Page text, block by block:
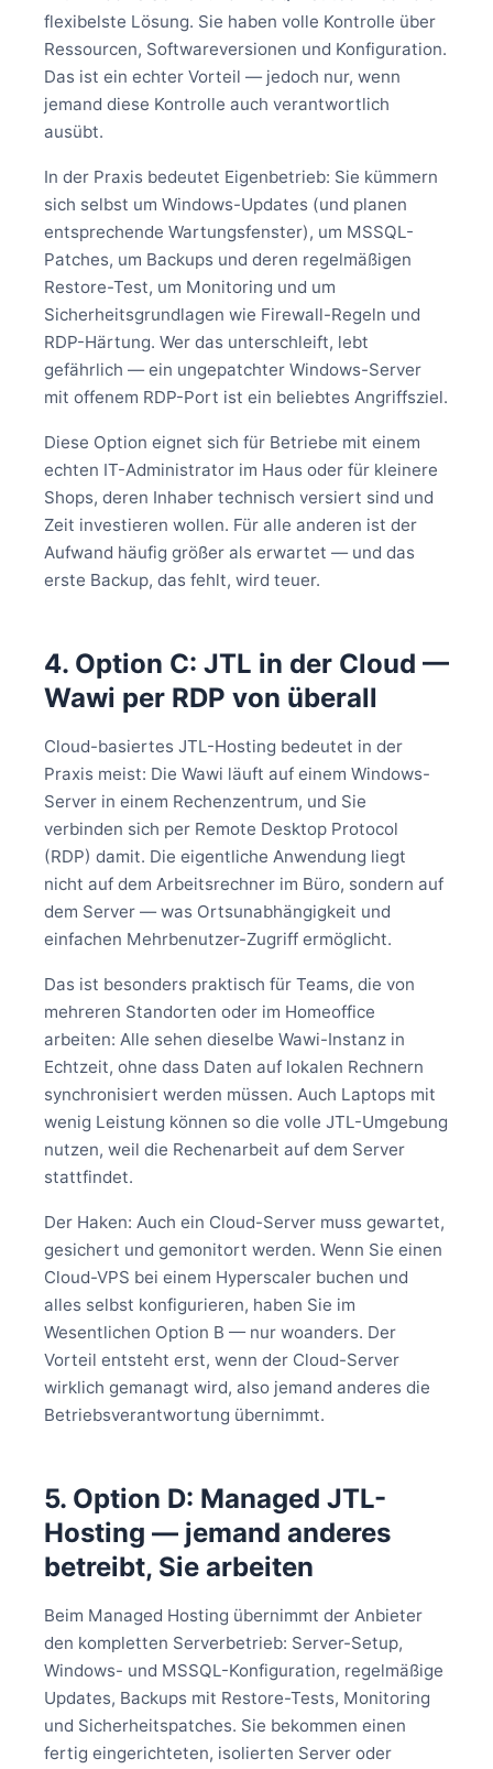
flexibelste Lösung. Sie haben volle Kontrolle über
Ressourcen, Softwareversionen und Konfiguration.
Das ist ein echter Vorteil — jedoch nur, wenn
jemand diese Kontrolle auch verantwortlich
ausübt.
In der Praxis bedeutet Eigenbetrieb: Sie kümmern
sich selbst um Windows-Updates (und planen
entsprechende Wartungsfenster), um MSSQL-
Patches, um Backups und deren regelmäßigen
Restore-Test, um Monitoring und um
Sicherheitsgrundlagen wie Firewall-Regeln und
RDP-Härtung. Wer das unterschleift, lebt
gefährlich — ein ungepatchter Windows-Server
mit offenem RDP-Port ist ein beliebtes Angriffsziel.
Diese Option eignet sich für Betriebe mit einem
echten IT-Administrator im Haus oder für kleinere
Shops, deren Inhaber technisch versiert sind und
Zeit investieren wollen. Für alle anderen ist der
Aufwand häufig größer als erwartet — und das
erste Backup, das fehlt, wird teuer.
4. Option C: JTL in der Cloud —
Wawi per RDP von überall
Cloud-basiertes JTL-Hosting bedeutet in der
Praxis meist: Die Wawi läuft auf einem Windows-
Server in einem Rechenzentrum, und Sie
verbinden sich per Remote Desktop Protocol
(RDP) damit. Die eigentliche Anwendung liegt
nicht auf dem Arbeitsrechner im Büro, sondern auf
dem Server — was Ortsunabhängigkeit und
einfachen Mehrbenutzer-Zugriff ermöglicht.
Das ist besonders praktisch für Teams, die von
mehreren Standorten oder im Homeoffice
arbeiten: Alle sehen dieselbe Wawi-Instanz in
Echtzeit, ohne dass Daten auf lokalen Rechnern
synchronisiert werden müssen. Auch Laptops mit
wenig Leistung können so die volle JTL-Umgebung
nutzen, weil die Rechenarbeit auf dem Server
stattfindet.
Der Haken: Auch ein Cloud-Server muss gewartet,
gesichert und gemonitort werden. Wenn Sie einen
Cloud-VPS bei einem Hyperscaler buchen und
alles selbst konfigurieren, haben Sie im
Wesentlichen Option B — nur woanders. Der
Vorteil entsteht erst, wenn der Cloud-Server
wirklich gemanagt wird, also jemand anderes die
Betriebsverantwortung übernimmt.
5. Option D: Managed JTL-
Hosting — jemand anderes
betreibt, Sie arbeiten
Beim Managed Hosting übernimmt der Anbieter
den kompletten Serverbetrieb: Server-Setup,
Windows- und MSSQL-Konfiguration, regelmäßige
Updates, Backups mit Restore-Tests, Monitoring
und Sicherheitspatches. Sie bekommen einen
fertig eingerichteten, isolierten Server oder